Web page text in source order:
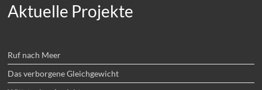
Aktuelle Projekte
Ruf nach Meer
Das verborgene Gleichgewicht